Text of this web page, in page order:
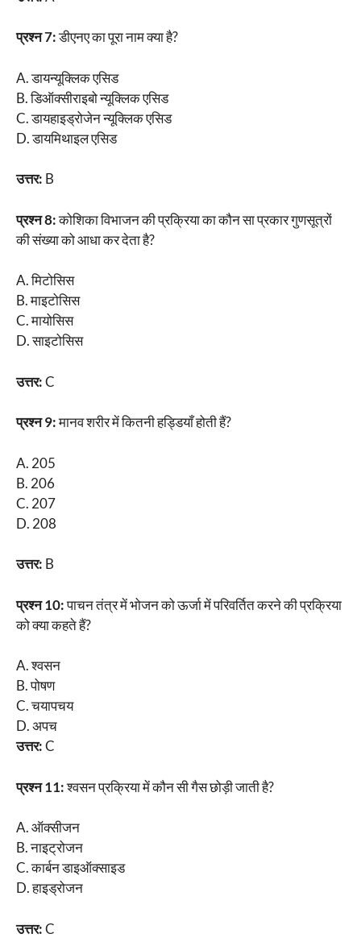
प्रश्न 7:डीएनए का पूरा नाम क्या है?
A. डायन्यूक्लिक एसिड
B. डिऑक्सीराइबो न्यूक्लिक एसिड
C. डायहाइड्रोजेन न्यूक्लिक एसिड
D. डायमिथाइल एसिड
उत्तर: B
प्रश्न 8:कोशिका विभाजन की प्रक्रिया का कौन सा प्रकार गुणसूत्रों
की संख्या को आधा कर देता है?
A. मिटोसिस
B. माइटोसिस
C. मायोसिस
D. साइटोसिस
उत्तर:C
प्रश्न 9:मानव शरीर में कितनी हड्डियाँ होती हैं?
A. 205
B. 206
C. 207
D. 208
उत्तर: B
प्रश्न 10:पाचन तंत्र में भोजन को ऊर्जा में परिवर्तित करने की प्रक्रिया
को क्या कहते हैं?
A. श्वसन
B. पोषण
C. चयापचय
D. अपच
उत्तर:C
प्रश्न 11:श्वसन प्रक्रिया में कौन सी गैस छोड़ी जाती है?
A. ऑक्सीजन
B. नाइट्रोजन
C. कार्बन डाइऑक्साइड
D. हाइड्रोजन
उत्तर:C